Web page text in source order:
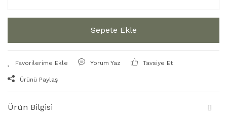
Sepete Ekle
Yorum Yaz Tavsiye Et
Ürünü Paylaş
Ürün Bilgisi